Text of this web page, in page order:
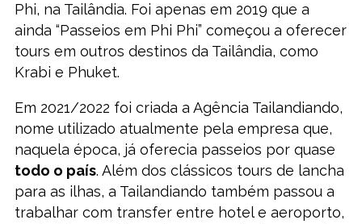
Phi, na Tailândia. Foi apenas em 2019 que a
ainda “Passeios em Phi Phi” começou a oferecer
tours em outros destinos da Tailândia, como
Krabi e Phuket.
Em 2021/2022 foi criada a Agência Tailandiando,
nome utilizado atualmente pela empresa que,
naquela época, já oferecia passeios por quase
todo o país. Além dos clássicos tours de lancha
para as ilhas, a Tailandiando também passou a
trabalhar com transfer entre hotel e aeroporto,